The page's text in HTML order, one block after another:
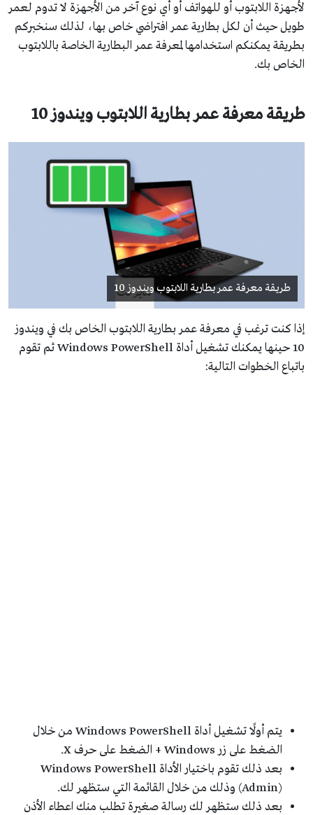
لأجهزة اللابتوب أو للهواتف أو أي نوع آخر من الأجهزة لا تدوم لعمر
طويل حيث أن لكل بطارية عمر افتراضي خاص بها، لذلك سنخبركم
بطريقة يمكنكم استخدامها لمعرفة عمر البطارية الخاصة باللابتوب
الخاص بك.
طريقة معرفة عمر بطارية اللابتوب ويندوز 10
طريقة معرفة عمر بطارية اللابتوب ويندوز 10
إذا كنت ترغب في معرفة عمر بطارية اللابتوب الخاص بك في ويندوز
10 حينها يمكنك تشغيل أداة Windows PowerShell ثم تقوم
باتباع الخطوات التالية:
يتم أولًا تشغيل أداة Windows PowerShell من خلال
الضغط على زر Windows + الضغط على حرف X.
بعد ذلك تقوم باختيار الأداة Windows PowerShell
(Admin) وذلك من خلال القائمة التي ستظهر لك.
بعد ذلك ستظهر لك رسالة صغيرة تطلب منك اعطاء الأذن